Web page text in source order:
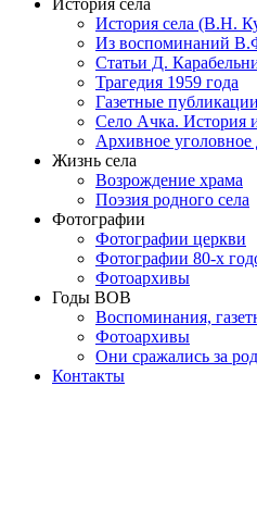
История села
История села (В.Н.
Из воспоминаний
Статьи Д.
Трагедия 1959 года
Газетные публикации
Село Ачка. История
Архивное
Жизнь села
Возрождение храма
Поэзия родного села
Фотографии
Фотографии церкви
Фотографии 80-х
Фотоархивы
Годы ВОВ
Воспоминания,
Фотоархивы
Они сражались за
Контакты